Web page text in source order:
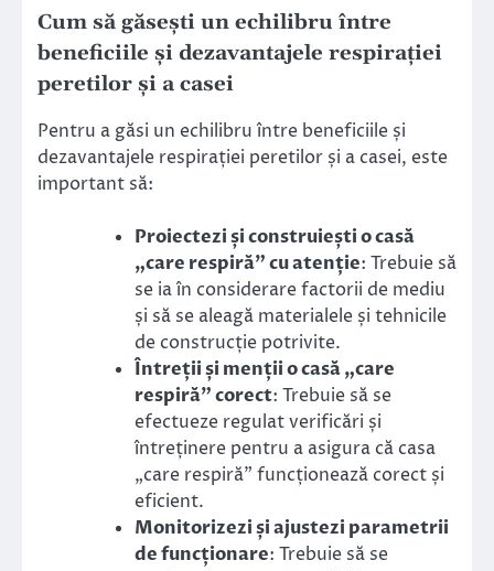
Cum să găsești un echilibru între
beneficiile și dezavantajele respirației
peretilor și a casei
Pentru a găsi un echilibru între beneficiile și
dezavantajele respirației peretilor și a casei, este
important să:
Proiectezi și construiești o casă
„care respiră” cu atenție: Trebuie să
se ia în considerare factorii de mediu
și să se aleagă materialele și tehnicile
de construcție potrivite.
Întreții și menții o casă „care
respiră” corect: Trebuie să se
efectueze regulat verificări și
întreținere pentru a asigura că casa
„care respiră” funcționează corect și
eficient.
Monitorizezi și ajustezi parametrii
de funcționare: Trebuie să se